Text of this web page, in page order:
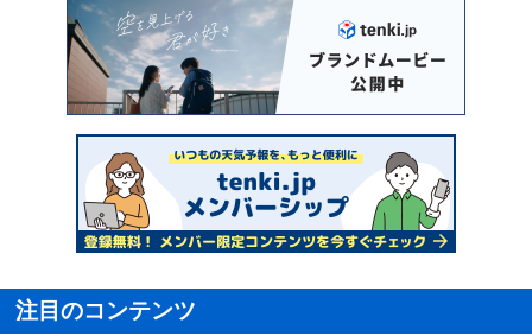
注目のコンテンツ